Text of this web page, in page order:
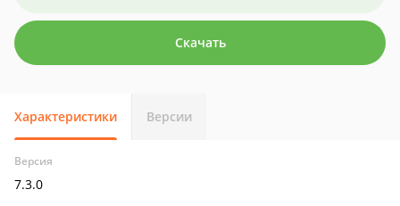
Скачать
Характеристики Версии
Версия
7.3.0